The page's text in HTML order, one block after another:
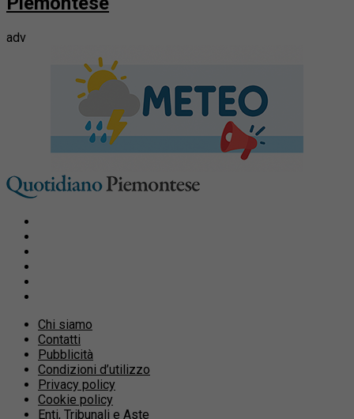
adv
Chi siamo
Contatti
Pubblicità
Condizioni d’utilizzo
Privacy policy
Cookie policy
Enti, Tribunali e Aste